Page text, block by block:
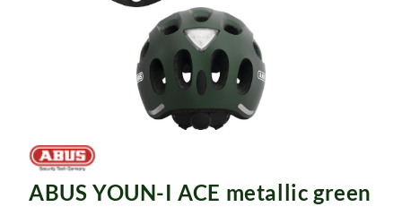
ABUS YOUN-I ACE metallic green